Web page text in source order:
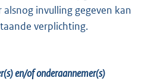
invulling gegeven kan
verplichting.
en/of onderaannemer(s)